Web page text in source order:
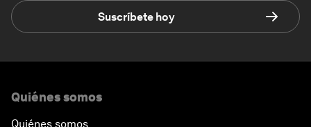
Suscríbete hoy
Quiénes somos
Quiénes somos